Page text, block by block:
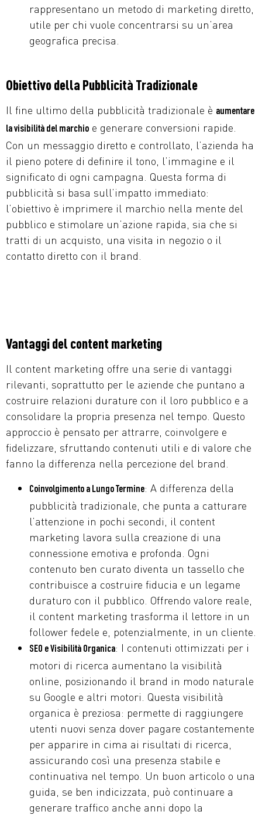
rappresentano un metodo di marketing diretto,
utile per chi vuole concentrarsi su un’area
geografica precisa.
Obiettivo della Pubblicità Tradizionale
Il fine ultimo della pubblicità tradizionale è aumentare
la visibilità del marchio e generare conversioni rapide.
Con un messaggio diretto e controllato, l’azienda ha
il pieno potere di definire il tono, l’immagine e il
significato di ogni campagna. Questa forma di
pubblicità si basa sull’impatto immediato:
l’obiettivo è imprimere il marchio nella mente del
pubblico e stimolare un’azione rapida, sia che si
tratti di un acquisto, una visita in negozio o il
contatto diretto con il brand.
Vantaggi del content marketing
Il content marketing offre una serie di vantaggi
rilevanti, soprattutto per le aziende che puntano a
costruire relazioni durature con il loro pubblico e a
consolidare la propria presenza nel tempo. Questo
approccio è pensato per attrarre, coinvolgere e
fidelizzare, sfruttando contenuti utili e di valore che
fanno la differenza nella percezione del brand.
Coinvolgimento a Lungo Termine: A differenza della
pubblicità tradizionale, che punta a catturare
l’attenzione in pochi secondi, il content
marketing lavora sulla creazione di una
connessione emotiva e profonda. Ogni
contenuto ben curato diventa un tassello che
contribuisce a costruire fiducia e un legame
duraturo con il pubblico. Offrendo valore reale,
il content marketing trasforma il lettore in un
follower fedele e, potenzialmente, in un cliente.
SEO e Visibilità Organica: I contenuti ottimizzati per i
motori di ricerca aumentano la visibilità
online, posizionando il brand in modo naturale
su Google e altri motori. Questa visibilità
organica è preziosa: permette di raggiungere
utenti nuovi senza dover pagare costantemente
per apparire in cima ai risultati di ricerca,
assicurando così una presenza stabile e
continuativa nel tempo. Un buon articolo o una
guida, se ben indicizzata, può continuare a
generare traffico anche anni dopo la